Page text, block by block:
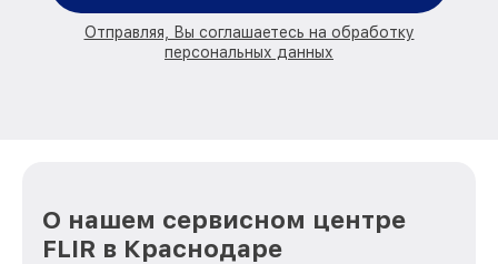
Отправляя, Вы соглашаетесь на обработку
персональных данных
О нашем сервисном центре
FLIR в Краснодаре